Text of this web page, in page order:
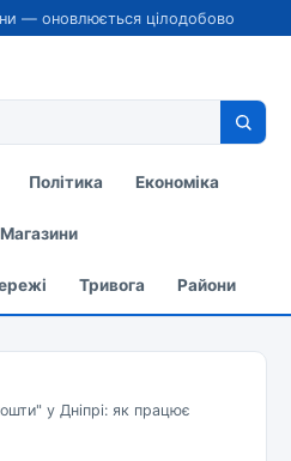
— оновлюється цілодобово
Політика Економіка
Магазини
Тривога Райони
у Дніпрі: як працює